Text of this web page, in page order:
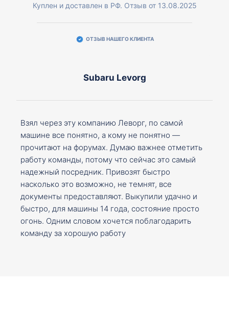
Куплен и доставлен в РФ. Отзыв от 13.08.2025
ОТЗЫВ НАШЕГО КЛИЕНТА
Subaru Levorg
Взял через эту компанию Леворг, по самой
машине все понятно, а кому не понятно —
прочитают на форумах. Думаю важнее отметить
работу команды, потому что сейчас это самый
надежный посредник. Привозят быстро
насколько это возможно, не темнят, все
документы предоставляют. Выкупили удачно и
быстро, для машины 14 года, состояние просто
огонь. Одним словом хочется поблагодарить
команду за хорошую работу